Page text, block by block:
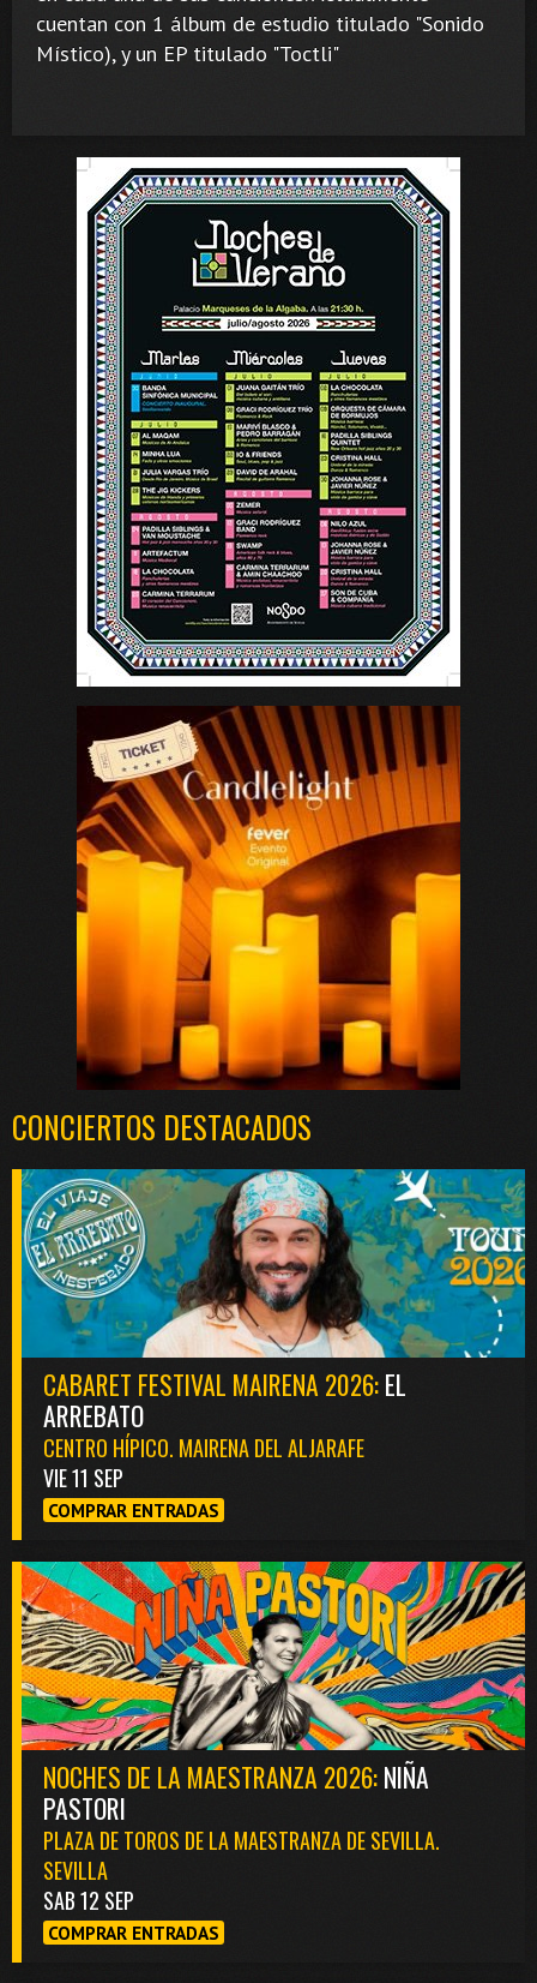
cuentan con 1 álbum de estudio titulado "Sonido
Místico), y un EP titulado "Toctli"
CONCIERTOS DESTACADOS
CABARET FESTIVAL MAIRENA 2026:EL
ARREBATO
CENTRO HÍPICO. MAIRENA DEL ALJARAFE
VIE 11 SEP
COMPRAR ENTRADAS
NOCHES DE LA MAESTRANZA 2026:NIÑA
PASTORI
PLAZA DE TOROS DE LA MAESTRANZA DE SEVILLA.
SEVILLA
SAB 12 SEP
COMPRAR ENTRADAS